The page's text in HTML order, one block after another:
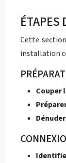
ÉTAPES
Cette
installation
Couper